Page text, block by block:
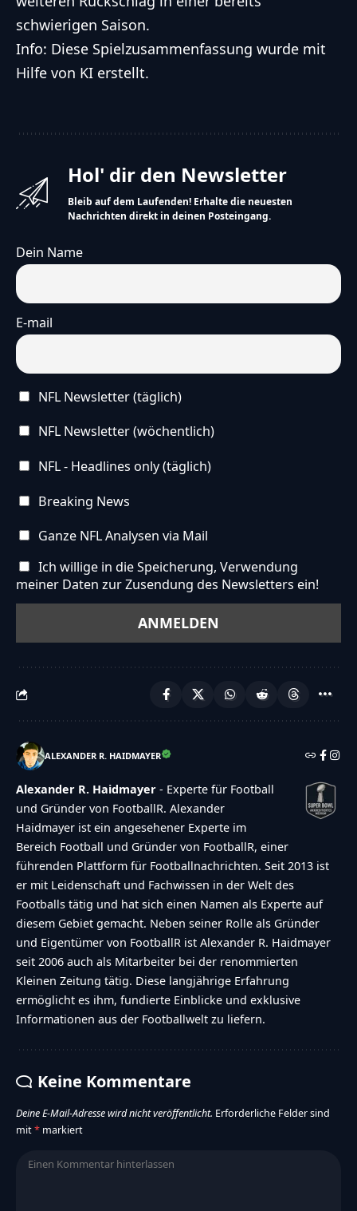
schwierigen Saison.
Info: Diese Spielzusammenfassung wurde mit
Hilfe von KI erstellt.
Hol' dir den Newsletter
Bleib auf dem Laufenden! Erhalte die neuesten
Nachrichten direkt in deinen Posteingang.
Dein Name
E-mail
NFL Newsletter (täglich)
NFL Newsletter (wöchentlich)
NFL - Headlines only (täglich)
Breaking News
Ganze NFL Analysen via Mail
Ich willige in die Speicherung, Verwendung
meiner Daten zur Zusendung des Newsletters ein!
ALEXANDER R. HAIDMAYER
Alexander R. Haidmayer - Experte für Football
und Gründer von FootballR. Alexander
Haidmayer ist ein angesehener Experte im
Bereich Football und Gründer von FootballR, einer
führenden Plattform für Footballnachrichten. Seit 2013 ist
er mit Leidenschaft und Fachwissen in der Welt des
Footballs tätig und hat sich einen Namen als Experte auf
diesem Gebiet gemacht. Neben seiner Rolle als Gründer
und Eigentümer von FootballR ist Alexander R. Haidmayer
seit 2006 auch als Mitarbeiter bei der renommierten
Kleinen Zeitung tätig. Diese langjährige Erfahrung
ermöglicht es ihm, fundierte Einblicke und exklusive
Informationen aus der Footballwelt zu liefern.
Keine Kommentare
Deine E-Mail-Adresse wird nicht veröffentlicht. Erforderliche Felder sind
mit* markiert